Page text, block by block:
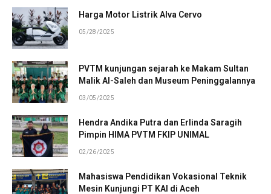
Harga Motor Listrik Alva Cervo
05/28/2025
PVTM kunjungan sejarah ke Makam Sultan
Malik Al-Saleh dan Museum Peninggalannya
03/05/2025
Hendra Andika Putra dan Erlinda Saragih
Pimpin HIMA PVTM FKIP UNIMAL
02/26/2025
Mahasiswa Pendidikan Vokasional Teknik
Mesin Kunjungi PT KAI di Aceh